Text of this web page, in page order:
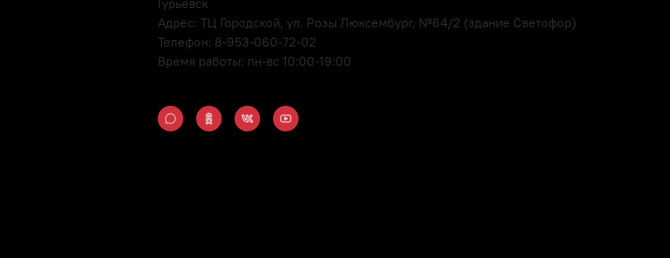
Адрес: ТЦ Городской, ул. Розы Люксембург, №64/2 (здание Светофор)
Телефон: 8-953-060-72-02
Время работы: пн-вс 10:00-19:00